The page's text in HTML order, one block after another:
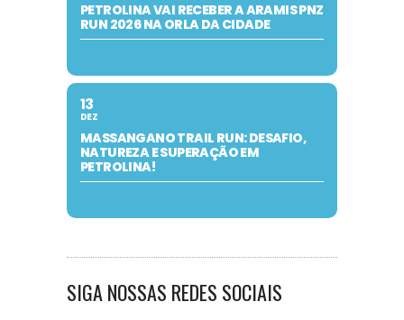
PETROLINA VAI RECEBER A ARAMIS PNZ
RUN 2026 NA ORLA DA CIDADE
13
DEZ
MASSANGANO TRAIL RUN: DESAFIO,
NATUREZA E SUPERAÇÃO EM
PETROLINA!
SIGA NOSSAS REDES SOCIAIS